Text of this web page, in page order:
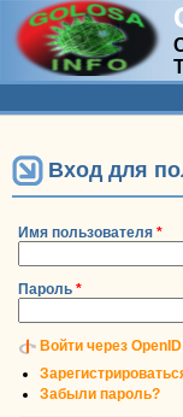
Вход для
Имя пользователя *
Пароль *
Войти через OpenID
Забыли пароль?